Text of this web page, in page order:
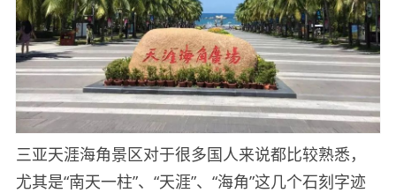
三亚天涯海角景区对于很多国人来说都比较熟悉，
尤其是“南天一柱”、“天涯”、“海角”这几个石刻字迹